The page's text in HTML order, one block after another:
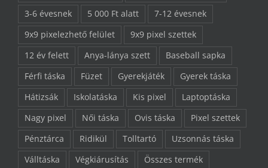
3-6 évesnek
5 000 Ft alatt
7-12 évesnek
9x9 pixelezhető felület
9x9 pixel szettek
12 év felett
Anya-lánya szett
Baseball sapka
Férfi táska
Füzet Gyerekjáték
Gyerek táska
Hátizsák
Iskolatáska Kis pixel
Laptoptáska
Nagy pixel
Női táska Ovis táska
Pixel szettek
Pénztárca
Ridikül Tolltartó
Uzsonnás táska
Válltáska
Végkiárusítás
Összes termék